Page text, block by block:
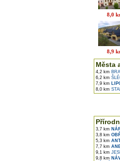
8,0
8,9
Města
4,2 km
6,2 km
7,9 km
8,0 km
3,7 km
3,8 km
5,3 km
7,7 km
9,1 km
9,8 km